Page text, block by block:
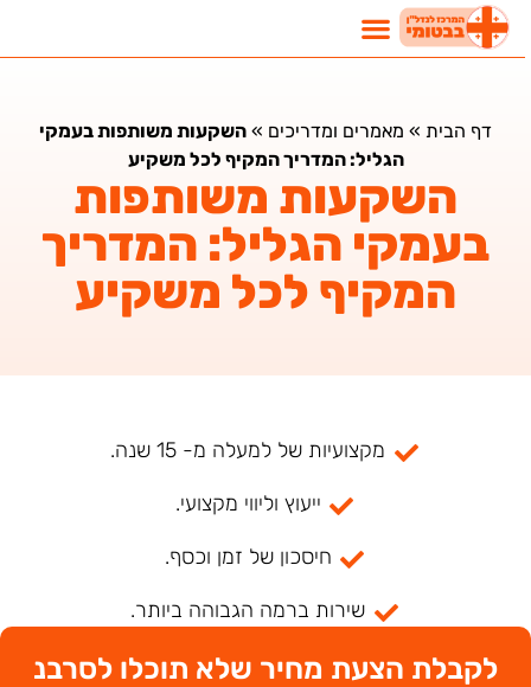
דף הבית»מאמרים ומדריכים»השקעות משותפות בעמקי
הגליל: המדריך המקיף לכל משקיע
השקעות משותפות
בעמקי הגליל: המדריך
המקיף לכל משקיע
מקצועיות של למעלה מ- 15 שנה.
ייעוץ וליווי מקצועי.
חיסכון של זמן וכסף.
שירות ברמה הגבוהה ביותר.
לקבלת הצעת מחיר שלא תוכלו לסרבנ